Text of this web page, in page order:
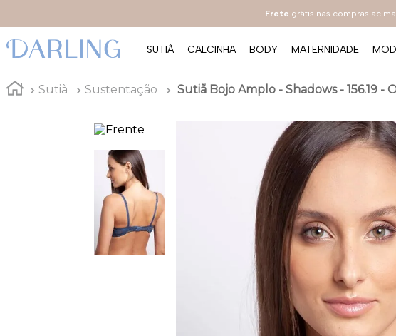
Frete grátis nas compras
SUTIÃ CALCINHA BODY MATERNIDADE
Sutiã Sustentação Sutiã Bojo Amplo - Shadows - 156.19 -
2º everyday
3º renda
6º hot pants
7
8 branco